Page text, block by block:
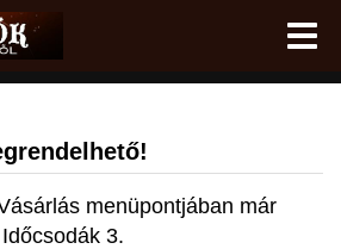
menüpontjában már
3.